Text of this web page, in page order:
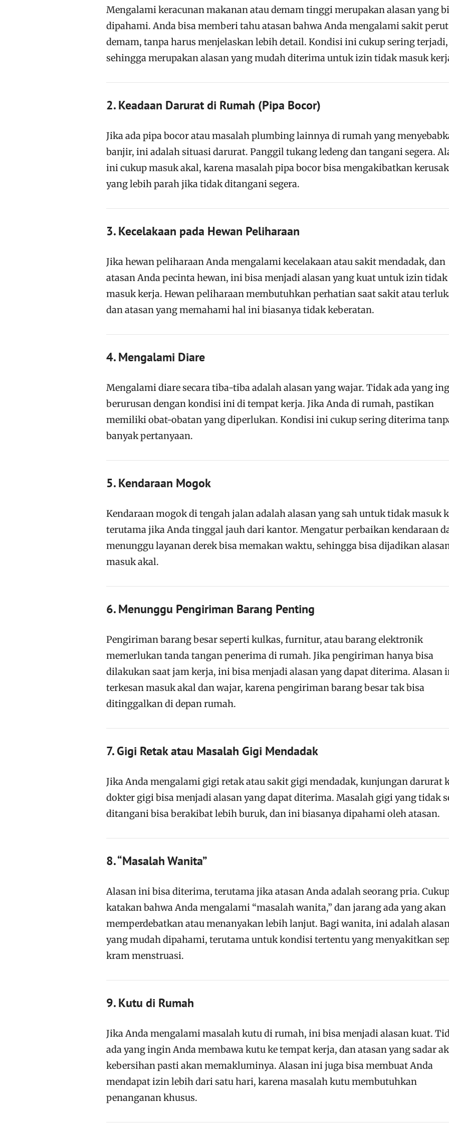
Mengalami keracunan makanan atau demam tinggi merupakan alasan yang
dipahami. Anda bisa memberi tahu atasan bahwa Anda mengalami sakit
demam, tanpa harus menjelaskan lebih detail. Kondisi ini cukup sering terjadi,
sehingga merupakan alasan yang mudah diterima untuk izin tidak masuk
2. Keadaan Darurat di Rumah (Pipa Bocor)
Jika ada pipa bocor atau masalah plumbing lainnya di rumah yang
banjir, ini adalah situasi darurat. Panggil tukang ledeng dan tangani segera.
ini cukup masuk akal, karena masalah pipa bocor bisa mengakibatkan
yang lebih parah jika tidak ditangani segera.
3. Kecelakaan pada Hewan Peliharaan
Jika hewan peliharaan Anda mengalami kecelakaan atau sakit mendadak, dan
atasan Anda pecinta hewan, ini bisa menjadi alasan yang kuat untuk izin tidak
masuk kerja. Hewan peliharaan membutuhkan perhatian saat sakit atau
dan atasan yang memahami hal ini biasanya tidak keberatan.
4. Mengalami Diare
Mengalami diare secara tiba-tiba adalah alasan yang wajar. Tidak ada yang
berurusan dengan kondisi ini di tempat kerja. Jika Anda di rumah, pastikan
memiliki obat-obatan yang diperlukan. Kondisi ini cukup sering diterima
banyak pertanyaan.
5. Kendaraan Mogok
Kendaraan mogok di tengah jalan adalah alasan yang sah untuk tidak masuk
terutama jika Anda tinggal jauh dari kantor. Mengatur perbaikan kendaraan
menunggu layanan derek bisa memakan waktu, sehingga bisa dijadikan
masuk akal.
6. Menunggu Pengiriman Barang Penting
Pengiriman barang besar seperti kulkas, furnitur, atau barang elektronik
memerlukan tanda tangan penerima di rumah. Jika pengiriman hanya bisa
dilakukan saat jam kerja, ini bisa menjadi alasan yang dapat diterima. Alasan
terkesan masuk akal dan wajar, karena pengiriman barang besar tak bisa
ditinggalkan di depan rumah.
7. Gigi Retak atau Masalah Gigi Mendadak
Jika Anda mengalami gigi retak atau sakit gigi mendadak, kunjungan darurat
dokter gigi bisa menjadi alasan yang dapat diterima. Masalah gigi yang tidak
ditangani bisa berakibat lebih buruk, dan ini biasanya dipahami oleh atasan.
8. “Masalah Wanita”
Alasan ini bisa diterima, terutama jika atasan Anda adalah seorang pria.
katakan bahwa Anda mengalami “masalah wanita,” dan jarang ada yang akan
memperdebatkan atau menanyakan lebih lanjut. Bagi wanita, ini adalah
yang mudah dipahami, terutama untuk kondisi tertentu yang menyakitkan
kram menstruasi.
9. Kutu di Rumah
Jika Anda mengalami masalah kutu di rumah, ini bisa menjadi alasan kuat.
ada yang ingin Anda membawa kutu ke tempat kerja, dan atasan yang sadar
kebersihan pasti akan memakluminya. Alasan ini juga bisa membuat Anda
mendapat izin lebih dari satu hari, karena masalah kutu membutuhkan
penanganan khusus.